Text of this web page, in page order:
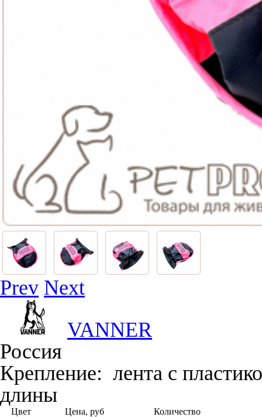
Prev Next
VANNER
Россия
Крепление: лента с
длины
Цвет Цена, руб
Количество